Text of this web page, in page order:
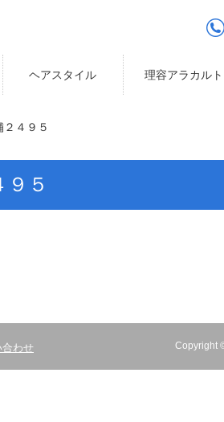
ヘアスタイル 理容アラカルト
２４９５
９５
合わせ Copyright